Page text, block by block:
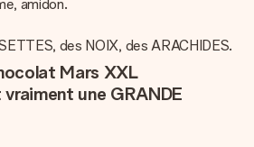
amidon.
des NOIX, des ARACHIDES.
Mars XXL
une GRANDE